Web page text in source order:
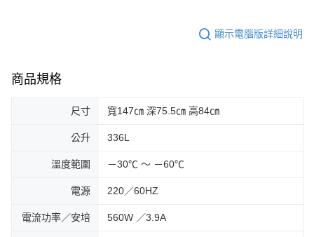
顯示電腦版詳細說明
商品規格
尺寸 寬147㎝ 深75.5㎝ 高84㎝
公升 336L
溫度範圍 －30℃ ～ －60℃
電源 220／60HZ
電流功率／安培 560W ／3.9A